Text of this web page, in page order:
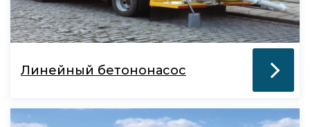
Линейный бетононасос